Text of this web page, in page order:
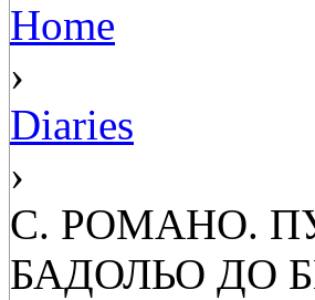
Home
›
Diaries
›
С. РОМАНО.
БАДОЛЬО ДО